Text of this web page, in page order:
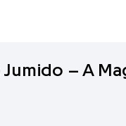
Jumido – A